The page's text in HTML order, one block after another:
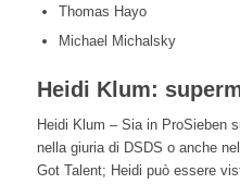
Thomas Hayo
Michael Michalsky
Heidi Klum:
Heidi Klum – Sia in ProSieben
nella giuria di DSDS o anche
Got Talent; Heidi può essere